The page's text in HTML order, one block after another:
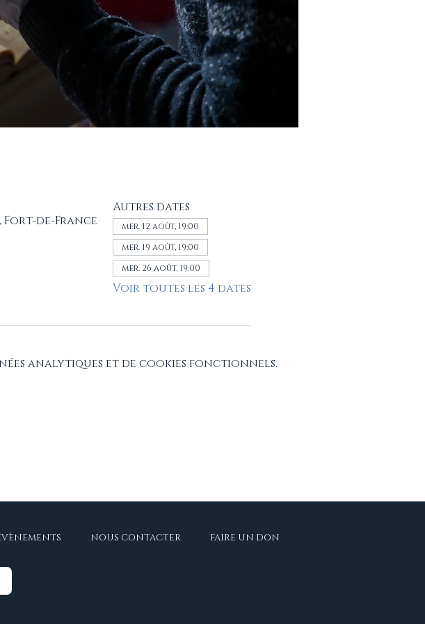
Fort-de-France
Autres dates
mer. 12 août, 19:00
mer. 19 août, 19:00
mer. 26 août, 19:00
Voir toutes les 4 dates
analytiques et de cookies fonctionnels.
NOUS CONTACTER FAIRE UN DON